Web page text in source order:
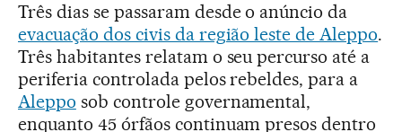
Três dias se passaram desde o anúncio da
evacuação dos civis da região leste de Aleppo.
Três habitantes relatam o seu percurso até a
periferia controlada pelos rebeldes, para a
Aleppo sob controle governamental,
enquanto 45 órfãos continuam presos dentro